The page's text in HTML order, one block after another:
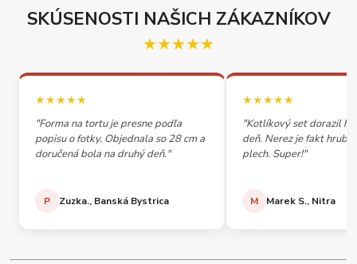
SKÚSENOSTI NAŠICH ZÁKAZNÍKOV
★★★★★
★★★★★
"Forma na tortu je presne podľa
popisu o fotky. Objednala so 28 cm a
doručená bola na druhý deň."
P Zuzka., Banská Bystrica
★★★★★
"Kotlíkový set dorazil
deň. Nerez je fakt
plech. Super!"
M Marek S., Nitra